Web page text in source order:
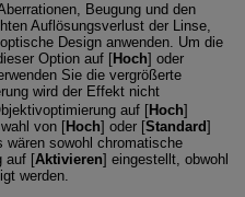
Beugung und den
Auflösungsverlust der Linse,
Design anwenden. Um die
Option auf [Hoch] oder
Sie die vergrößerte
wird der Effekt nicht
auf [Hoch]
von [Hoch] oder [Standard]
wären sowohl chromatische
auf [Aktivieren] eingestellt, obwohl
werden.